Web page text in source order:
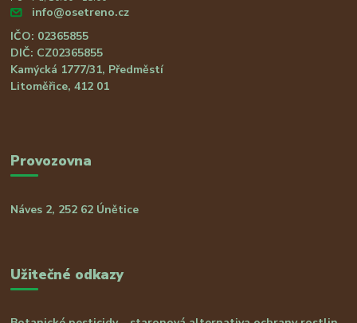
info@osetreno.cz
IČO: 02365855
DIČ: CZ02365855
Kamýcká 1777/31, Předměstí
Litoměřice, 412 01
Provozovna
Náves 2, 252 62 Únětice
Užitečné odkazy